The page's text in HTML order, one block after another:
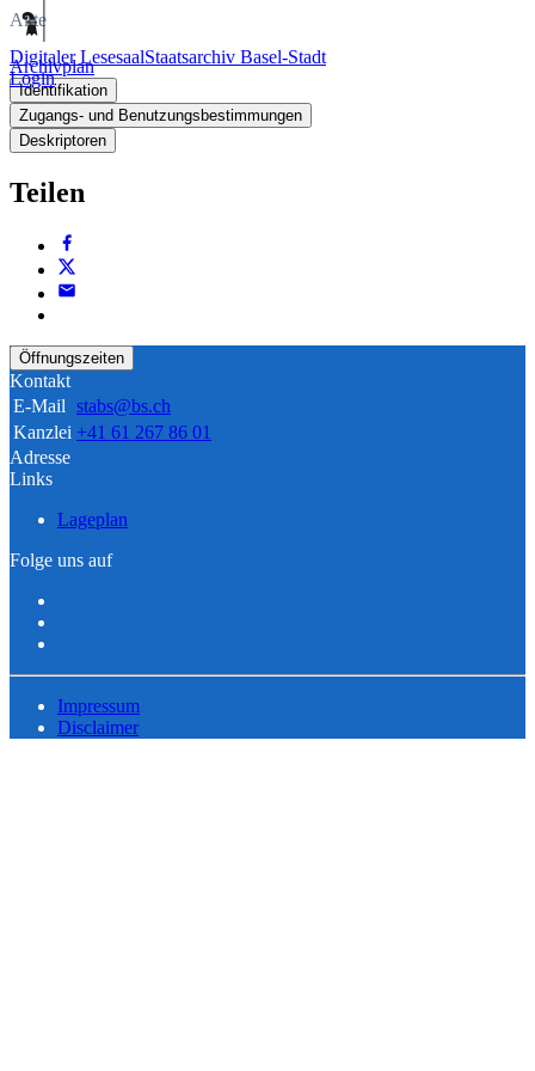
Digitaler LesesaalStaatsarchiv Basel-Stadt
Login
Akte
Archivplan
Identifikation
Zugangs- und Benutzungsbestimmungen
Deskriptoren
Teilen
Öffnungszeiten
Kontakt
E-Mail stabs@bs.ch
Kanzlei +41 61 267 86 01
Adresse
Links
Lageplan
Folge uns auf
Impressum
Disclaimer